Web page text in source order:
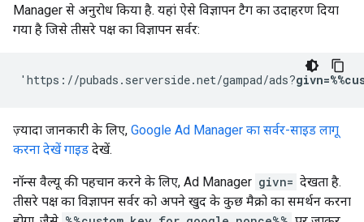
Manager से अनुरोध किया है. यहां ऐसे विज्ञापन टैग का उदाहरण दिया
गया है जिसे तीसरे पक्ष का विज्ञापन सर्वर:
'https://pubads.serverside.net/gampad/ads?
ज़्यादा जानकारी के लिए, Google Ad Manager का सर्वर-साइड लागू
करना देखें गाइड देखें.
नॉन्स वैल्यू की पहचान करने के लिए, Ad Manager givn= देखता है.
तीसरे पक्ष का विज्ञापन सर्वर को अपने खुद के कुछ मैक्रो का समर्थन करना